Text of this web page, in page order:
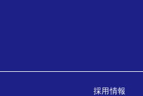
採用情報